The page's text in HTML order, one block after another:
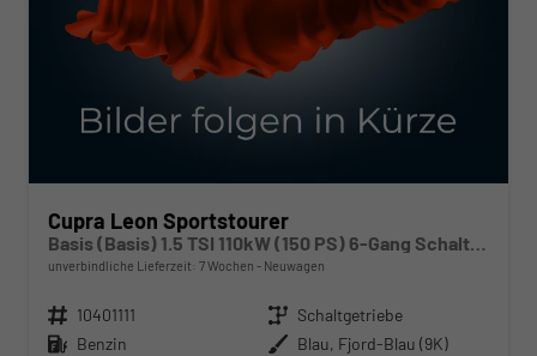
Cupra Leon Sportstourer
Basis (Basis) 1.5 TSI 110kW (150 PS) 6-Gang Schaltgetriebe
unverbindliche Lieferzeit: 7 Wochen Neuwagen
Fahrzeugnr. 10401111 Getriebe Schaltgetriebe
Kraftstoff Benzin Außenfarbe Blau, Fjord-Blau (9K)